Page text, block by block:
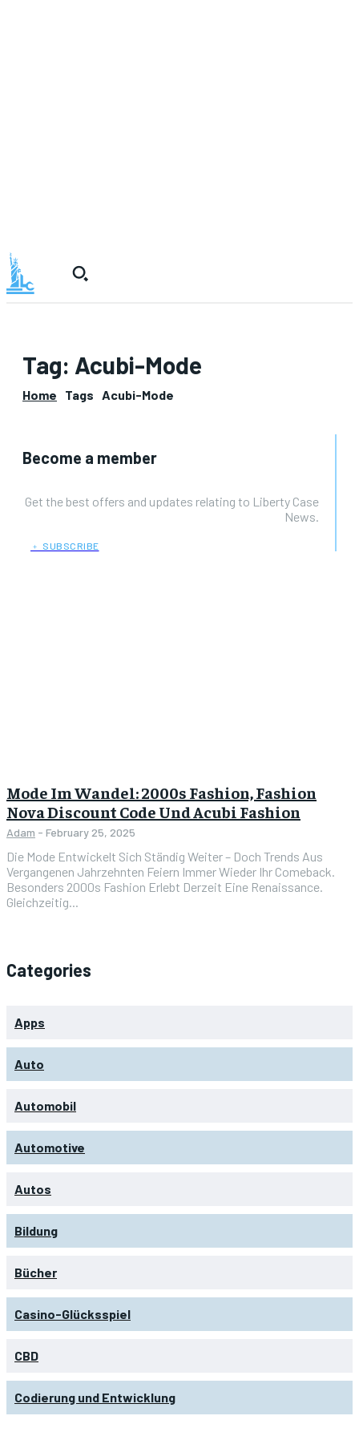
Tag: Acubi-Mode
Home Tags Acubi-Mode
Become a member
Get the best offers and updates relating to Liberty Case
News.
﹢ SUBSCRIBE
Mode Im Wandel: 2000s Fashion, Fashion
Nova Discount Code Und Acubi Fashion
Adam - February 25, 2025
Die Mode Entwickelt Sich Ständig Weiter – Doch Trends Aus
Vergangenen Jahrzehnten Feiern Immer Wieder Ihr Comeback.
Besonders 2000s Fashion Erlebt Derzeit Eine Renaissance.
Gleichzeitig...
Categories
Apps
Auto
Automobil
Automotive
Autos
Bildung
Bücher
Casino-Glücksspiel
CBD
Codierung und Entwicklung